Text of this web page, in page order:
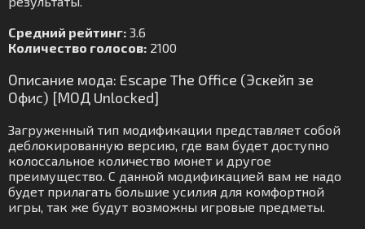
Средний рейтинг: 3.6
Количество голосов: 2100
Описание мода: Escape The Office (Эскейп зе
Офис) [МОД Unlocked]
Загруженный тип модификации представляет собой
деблокированную версию, где вам будет доступно
колоссальное количество монет и другое
преимущество. С данной модификацией вам не надо
будет прилагать большие усилия для комфортной
игры, так же будут возможны игровые предметы.